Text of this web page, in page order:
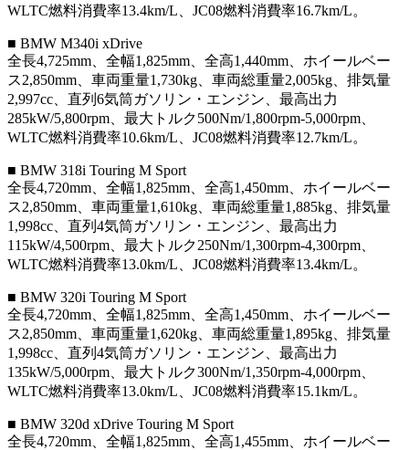
WLTC燃料消費率13.4km/L、JC08燃料消費率16.7km/L。
■ BMW M340i xDrive
全長4,725mm、全幅1,825mm、全高1,440mm、ホイールベー
ス2,850mm、車両重量1,730kg、車両総重量2,005kg、排気量
2,997cc、直列6気筒ガソリン・エンジン、最高出力
285kW/5,800rpm、最大トルク500Nm/1,800rpm-5,000rpm、
WLTC燃料消費率10.6km/L、JC08燃料消費率12.7km/L。
■ BMW 318i Touring M Sport
全長4,720mm、全幅1,825mm、全高1,450mm、ホイールベー
ス2,850mm、車両重量1,610kg、車両総重量1,885kg、排気量
1,998cc、直列4気筒ガソリン・エンジン、最高出力
115kW/4,500rpm、最大トルク250Nm/1,300rpm-4,300rpm、
WLTC燃料消費率13.0km/L、JC08燃料消費率13.4km/L。
■ BMW 320i Touring M Sport
全長4,720mm、全幅1,825mm、全高1,450mm、ホイールベー
ス2,850mm、車両重量1,620kg、車両総重量1,895kg、排気量
1,998cc、直列4気筒ガソリン・エンジン、最高出力
135kW/5,000rpm、最大トルク300Nm/1,350rpm-4,000rpm、
WLTC燃料消費率13.0km/L、JC08燃料消費率15.1km/L。
■ BMW 320d xDrive Touring M Sport
全長4,720mm、全幅1,825mm、全高1,455mm、ホイールベー